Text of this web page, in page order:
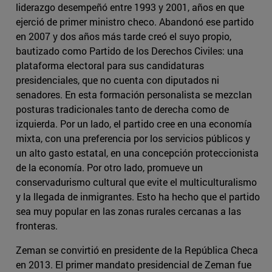
liderazgo desempeñó entre 1993 y 2001, años en que
ejerció de primer ministro checo. Abandonó ese partido
en 2007 y dos años más tarde creó el suyo propio,
bautizado como Partido de los Derechos Civiles: una
plataforma electoral para sus candidaturas
presidenciales, que no cuenta con diputados ni
senadores. En esta formación personalista se mezclan
posturas tradicionales tanto de derecha como de
izquierda. Por un lado, el partido cree en una economía
mixta, con una preferencia por los servicios públicos y
un alto gasto estatal, en una concepción proteccionista
de la economía. Por otro lado, promueve un
conservadurismo cultural que evite el multiculturalismo
y la llegada de inmigrantes. Esto ha hecho que el partido
sea muy popular en las zonas rurales cercanas a las
fronteras.
Zeman se convirtió en presidente de la República Checa
en 2013. El primer mandato presidencial de Zeman fue